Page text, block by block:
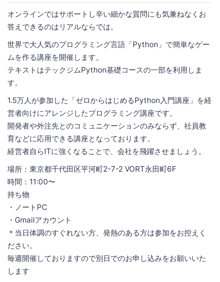
オンラインではサポートし辛い細かな質問にも気兼ねなくお
答えできるのはリアルならでは。
世界で大人気のプログラミング言語「Python」で簡単なゲー
ムを作る講座を開催します。
テキストはテックジムPython基礎コースの一部を利用しま
す。
1.5万人が参加した「ゼロからはじめるPython入門講座」を経
営者向けにアレンジしたプログラミング講座です。
開発者や外注先とのコミュニケーションのみならず、社員教
育などに応用できる講座となっております。
経営者自らITに強くなることで、会社を飛躍させましょう。
場所：東京都千代田区平河町2-7-2 VORT永田町6F
時間：11:00〜
持ち物
・ノートPC
・Gmailアカウント
＊当日体調のすぐれない方、発熱のある方は参加をお控えく
ださい。
毎週開催しておりますので別日でのお申し込みをお願いいた
します